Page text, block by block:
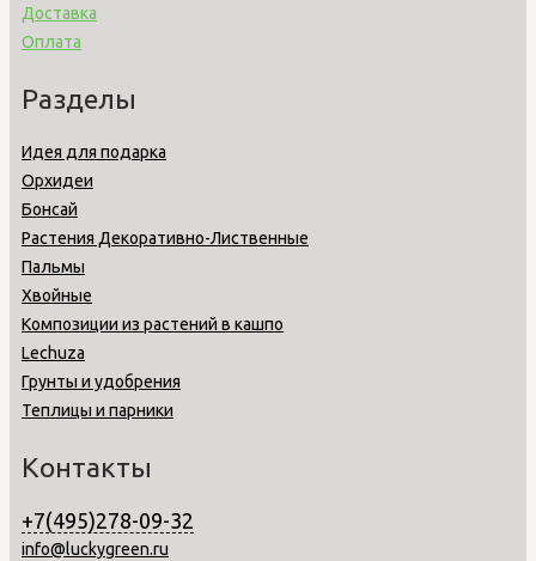
Доставка
Оплата
Разделы
Идея для подарка
Орхидеи
Бонсай
Растения Декоративно-Лиственные
Пальмы
Хвойные
Композиции из растений в кашпо
Lechuza
Грунты и удобрения
Теплицы и парники
Контакты
+7(495)278-09-32
info@luckygreen.ru